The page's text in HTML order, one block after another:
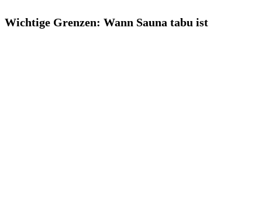
Wichtige Grenzen: Wann Sauna tabu ist